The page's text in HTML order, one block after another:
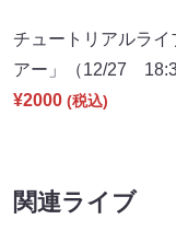
チュートリアルラ
アー」（12/27
¥2000 (税込)
関連ライブ